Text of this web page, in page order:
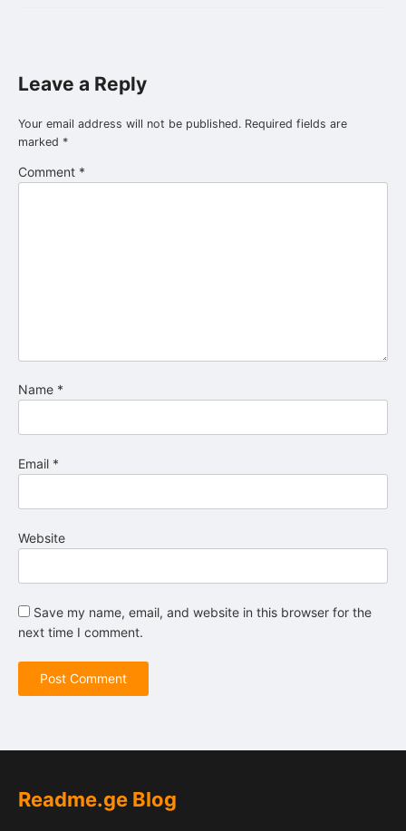
Leave a Reply
Your email address will not be published. Required fields are
marked *
Comment *
Name *
Email *
Website
Save my name, email, and website in this browser for the
next time I comment.
Readme.ge Blog